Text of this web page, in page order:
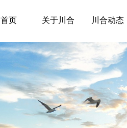
首页 关于川合 川合动态